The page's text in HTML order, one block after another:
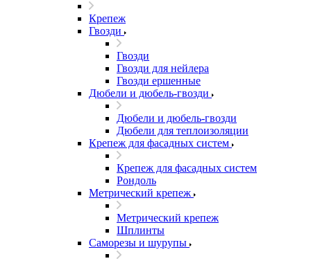
Крепеж
Гвозди
Гвозди
Гвозди для нейлера
Гвозди ершенные
Дюбели и дюбель-гвозди
Дюбели и дюбель-гвозди
Дюбели для теплоизоляции
Крепеж для фасадных систем
Крепеж для фасадных систем
Рондоль
Метрический крепеж
Метрический крепеж
Шплинты
Саморезы и шурупы